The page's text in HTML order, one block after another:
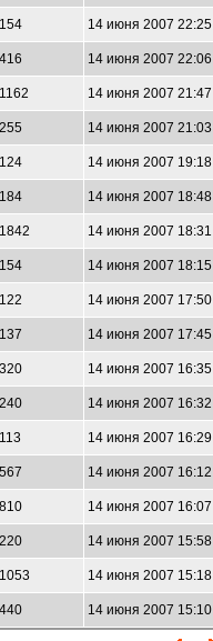
154 14 июня 2007 22:25
416 14 июня 2007 22:06
1162 14 июня 2007 21:47
255 14 июня 2007 21:03
124 14 июня 2007 19:18
184 14 июня 2007 18:48
1842 14 июня 2007 18:31
154 14 июня 2007 18:15
122 14 июня 2007 17:50
137 14 июня 2007 17:45
320 14 июня 2007 16:35
240 14 июня 2007 16:32
113 14 июня 2007 16:29
567 14 июня 2007 16:12
810 14 июня 2007 16:07
220 14 июня 2007 15:58
1053 14 июня 2007 15:18
440 14 июня 2007 15:10